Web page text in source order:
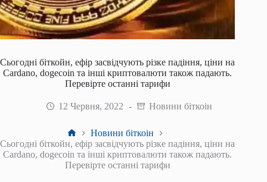
Сьогодні біткойн, ефір засвідчують різке падіння, ціни на
Cardano, dogecoin та інші криптовалюти також падають.
Перевірте останні тарифи
12 Червня, 2022 Новини біткоін
Головна
Новини біткоін
Сьогодні біткойн, ефір засвідчують різке падіння, ціни на
Cardano, dogecoin та інші криптовалюти також падають.
Перевірте останні тарифи